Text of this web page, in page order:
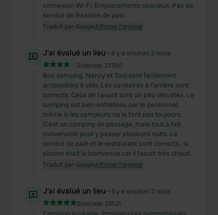
connexion Wi-Fi. Emplacements spacieux. Pas de
service de livraison de pain.
Traduit par GoogleAfficher l'original
J'ai évalué un lieu—il y a environ 2 mois
Sitecode: 27350
Bon camping. Nancy et Toul sont facilement
accessibles à vélo. Les sanitaires à l'arrière sont
corrects. Ceux de l'avant sont un peu vétustes. Le
camping est bien entretenu par le personnel,
même si les campeurs ne le font pas toujours.
C'est un camping de passage, mais tout à fait
convenable pour y passer plusieurs nuits. Le
service de pain et le restaurant sont corrects ; la
piscine était la bienvenue car il faisait très chaud.
Traduit par GoogleAfficher l'original
J'ai évalué un lieu—il y a environ 2 mois
Sitecode: 23521